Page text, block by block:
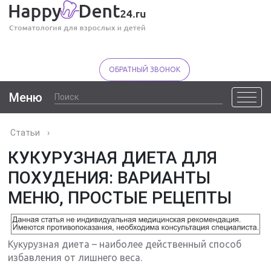
ОБРАТНЫЙ ЗВОНОК
Меню
Статьи ›
КУКУРУЗНАЯ ДИЕТА ДЛЯ
ПОХУДЕНИЯ: ВАРИАНТЫ
МЕНЮ, ПРОСТЫЕ РЕЦЕПТЫ
Кукурузная диета – наиболее действенный способ
избавления от лишнего веса.